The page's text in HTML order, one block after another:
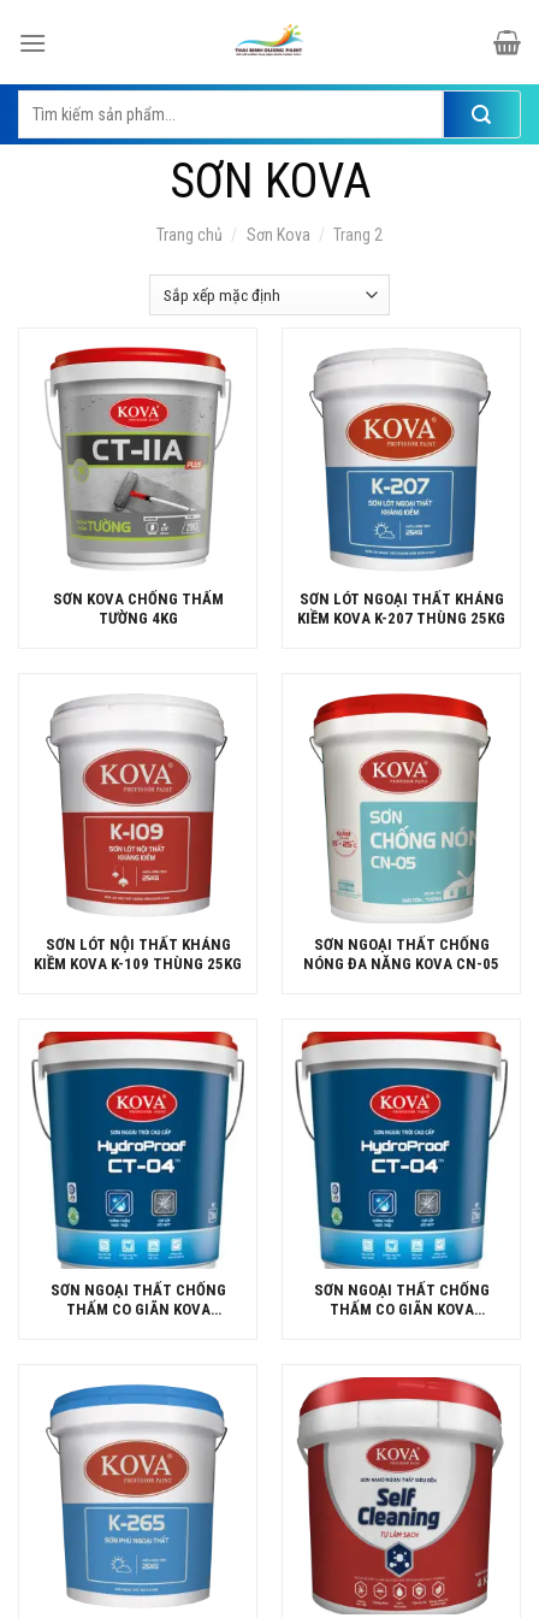
Tìm
kiếm:
SƠN KOVA
Trang chủ / Sơn Kova / Trang 2
SƠN KOVA CHỐNG THẤM
TƯỜNG 4KG
SƠN LÓT NGOẠI THẤT KHÁNG
KIỀM KOVA K-207 THÙNG 25KG
SƠN LÓT NỘI THẤT KHÁNG
KIỀM KOVA K-109 THÙNG 25KG
SƠN NGOẠI THẤT CHỐNG
NÓNG ĐA NĂNG KOVA CN-05
SƠN NGOẠI THẤT CHỐNG
THẤM CO GIÃN KOVA
SƠN NGOẠI THẤT CHỐNG
THẤM CO GIÃN KOVA